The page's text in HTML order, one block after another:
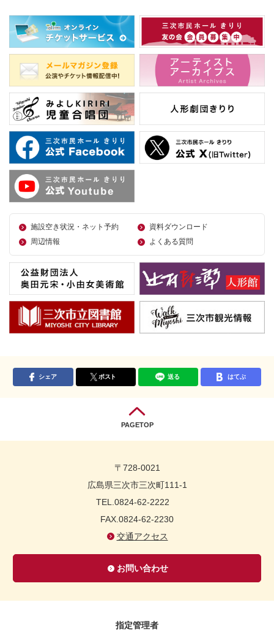
施設空き状況・ネット予約
資料ダウンロード
周辺情報
よくある質問
シェア ポスト 送る はてぶ
PAGETOP
〒728-0021
広島県三次市三次町111-1
TEL.0824-62-2222
FAX.0824-62-2230
交通アクセス
お問い合わせ
指定管理者